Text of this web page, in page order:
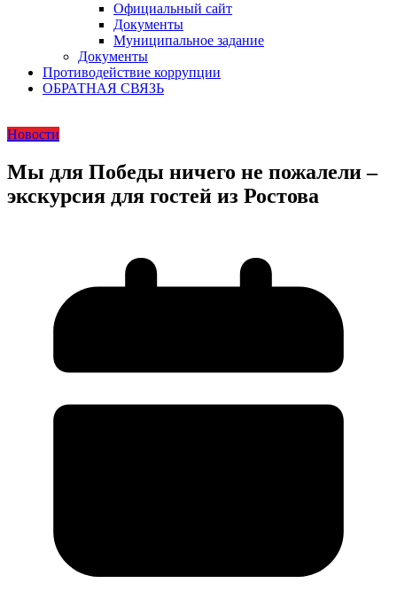
Официальный сайт
Документы
Муниципальное задание
Документы
Противодействие коррупции
ОБРАТНАЯ СВЯЗЬ
Новости
Мы для Победы ничего не пожалели –
экскурсия для гостей из Ростова